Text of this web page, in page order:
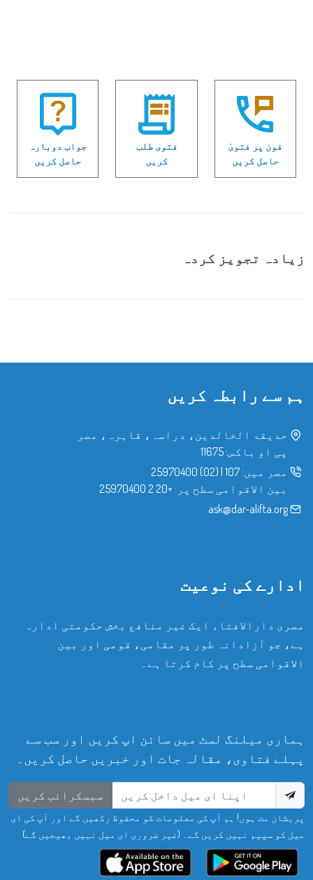
فون پر فتویٰ
حاصل کریں
فتوی طلب
کریں
جواب دوبارہ
حاصل کریں
زیادہ تجویز کردہ
ہم سے رابطہ کریں
حدیقۃ الخالدین، دراسہ، قاہرہ، مصر
پی او باکس: 11675
مصر میں: 107
|
(02) 25970400
بین الاقوامی سطح پر: +20 2 25970400
ask@dar-alifta.org
ادارے کی نوعیت
مصری دارالافتاء ایک غیر منافع بخش حکومتی ادارہ
ہے، جو آزادانہ طور پر مقامی، قومی اور بین
الاقوامی سطح پر کام کرتا ہے۔
ہماری میلنگ لسٹ میں سائن اپ کریں اور سب سے
پہلے فتاوی، مقالہ جات اور خبریں حاصل کریں۔
سبسکرائب کریں
پریشان مت ہوں! ہم آپ کی معلومات کو محفوظ رکھیں گے اور آپ کی ای
میل کو سپیم نہیں کریں گے۔ (غیر ضروری ای میل نہیں بھیجیں گے)